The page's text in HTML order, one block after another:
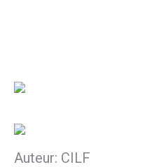
Auteur: CILF